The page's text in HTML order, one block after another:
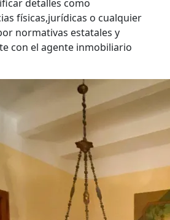
detalles como
físicas,jurídicas o cualquier
normativas estatales y
con el agente inmobiliario